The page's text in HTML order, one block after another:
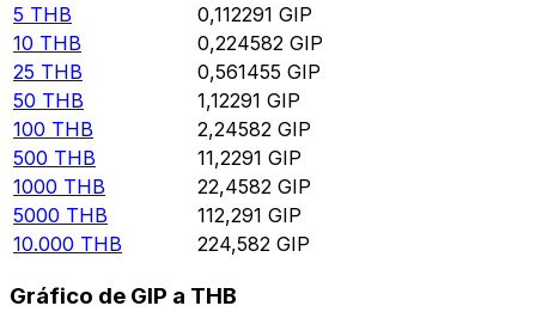
5 THB 0,112291 GIP
10 THB 0,224582 GIP
25 THB 0,561455 GIP
50 THB 1,12291 GIP
100 THB 2,24582 GIP
500 THB 11,2291 GIP
1000 THB 22,4582 GIP
5000 THB 112,291 GIP
10.000 THB 224,582 GIP
Gráfico de GIP a THB